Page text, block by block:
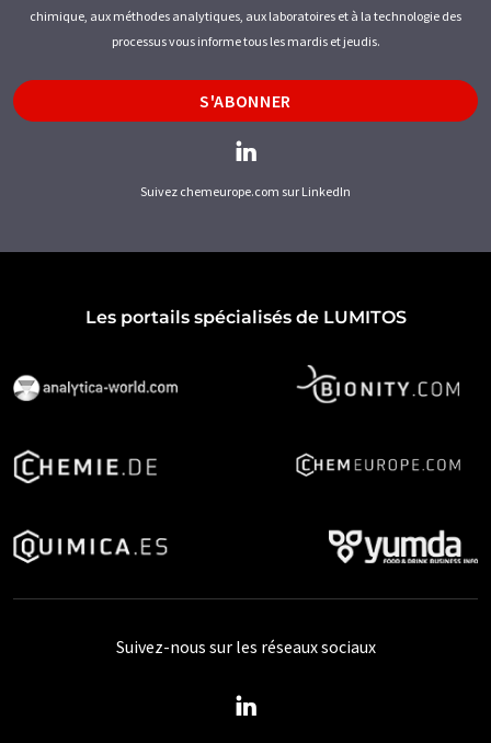
chimique, aux méthodes analytiques, aux laboratoires et à la technologie des
processus vous informe tous les mardis et jeudis.
S'ABONNER
Suivez chemeurope.com sur LinkedIn
Les portails spécialisés de LUMITOS
Suivez-nous sur les réseaux sociaux